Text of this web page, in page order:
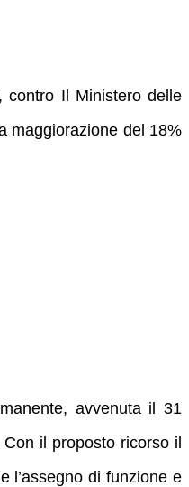
, contro Il Ministero delle
maggiorazione del 18%
avvenuta il 31
il proposto ricorso il
l’assegno di funzione e